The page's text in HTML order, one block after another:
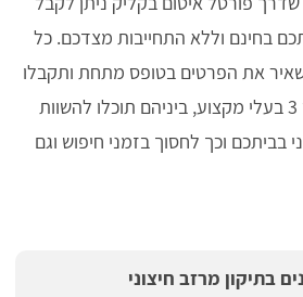
בחינם וללא התחייבות מצדכם. כל
את הפרטים בטופס מתחת ותקבלו
ישירות לטלפון הנייד עד 3 בעלי מקצוע, ביניהם תוכלו להשוות
בביתכם וכך לחסוך בזמני חיפוש וגם
בתיקון מרזב חיצוני